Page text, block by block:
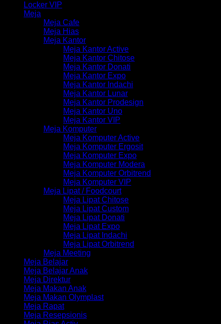
Locker VIP
Meja
Meja Cafe
Meja Hias
Meja Kantor
Meja Kantor Active
Meja Kantor Chitose
Meja Kantor Donati
Meja Kantor Expo
Meja Kantor Indachi
Meja Kantor Lunar
Meja Kantor Prodesign
Meja Kantor Uno
Meja Kantor VIP
Meja Komputer
Meja Komputer Active
Meja Komputer Ergosit
Meja Komputer Expo
Meja Komputer Modera
Meja Komputer Orbitrend
Meja Komputer VIP
Meja Lipat / Foodcourt
Meja Lipat Chitose
Meja Lipat Custom
Meja Lipat Donati
Meja Lipat Expo
Meja Lipat Indachi
Meja Lipat Orbitrend
Meja Meeting
Meja Belajar
Meja Belajar Anak
Meja Direktur
Meja Makan Anak
Meja Makan Olymplast
Meja Rapat
Meja Resepsionis